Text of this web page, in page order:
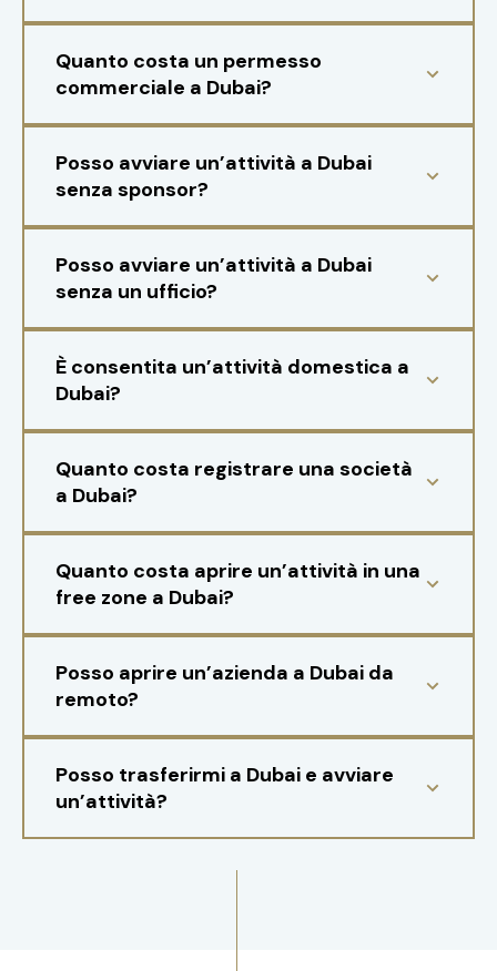
Quanto costa un permesso
commerciale a Dubai?
Posso avviare un’attività a Dubai
senza sponsor?
Posso avviare un’attività a Dubai
senza un ufficio?
È consentita un’attività domestica a
Dubai?
Quanto costa registrare una società
a Dubai?
Quanto costa aprire un’attività in una
free zone a Dubai?
Posso aprire un’azienda a Dubai da
remoto?
Posso trasferirmi a Dubai e avviare
un’attività?